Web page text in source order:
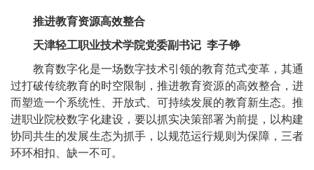
推进教育资源高效整合
天津轻工职业技术学院党委副书记 李子铮
教育数字化是一场数字技术引领的教育范式变革，其通
过打破传统教育的时空限制，推进教育资源的高效整合，进
而塑造一个系统性、开放式、可持续发展的教育新生态。推
进职业院校数字化建设，要以抓实决策部署为前提，以构建
协同共生的发展生态为抓手，以规范运行规则为保障，三者
环环相扣、缺一不可。